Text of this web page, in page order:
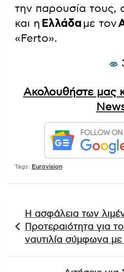
την παρουσία τους,
και η Ελλάδα με τον
«Ferto».
Ακολουθήστε μας
Tags: Eurovision
άρθρων
Η ασφάλεια των
Προτεραιότητα για
ναυτιλία σύμφωνα με